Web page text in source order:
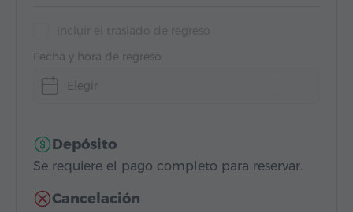
Fecha y hora de regreso
Elegir
Depósito
Se requiere el pago completo para reservar.
Cancelación